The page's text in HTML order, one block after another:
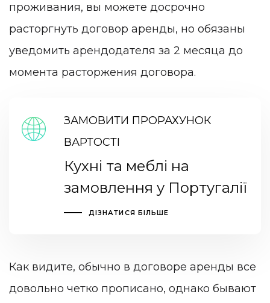
проживания, вы можете досрочно
расторгнуть договор аренды, но обязаны
уведомить арендодателя за 2 месяца до
момента расторжения договора.
ЗАМОВИТИ ПРОРАХУНОК
ВАРТОСТІ
Кухні та меблі на
замовлення у Португалії
ДІЗНАТИСЯ БІЛЬШЕ
Как видите, обычно в договоре аренды все
довольно четко прописано, однако бывают